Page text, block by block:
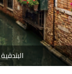
البندقية